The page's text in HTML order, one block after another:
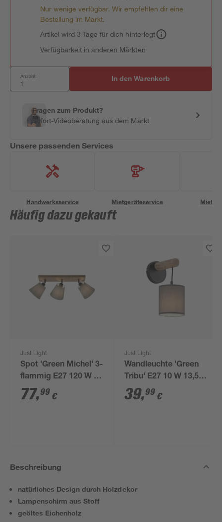
Nur wenige verfügbar. Wir empfehlen dir eine
Bestellung im Markt.
Artikel wird 3 Tage für dich hinterlegt
Verfügbarkeit in anderen Märkten
Anzahl: In den Warenkorb
Fragen zum Produkt?
Sofort-Videoberatung aus dem Markt
Unsere passenden Services
Handwerksservice Mietgeräteservice
Häufig dazu gekauft
Just Light
Spot 'Green Michel' 3-
flammig E27 120 W 77
x 26 x 28 cm
77,99 €
Just Light
Wandleuchte 'Green
Tribu' E27 10 W 13,5 x
29,5 x 21 cm
39,99 €
Beschreibung
natürliches Design durch Holzdekor
Lampenschirm aus Stoff
geöltes Eichenholz